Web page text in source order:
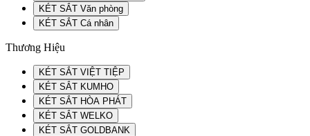
KÉT SẮT Văn phòng
KÉT SẮT Cá nhân
Thương Hiệu
KÉT SẮT VIỆT TIỆP
KÉT SẮT KUMHO
KÉT SẮT HÒA PHÁT
KÉT SẮT WELKO
KÉT SẮT GOLDBANK